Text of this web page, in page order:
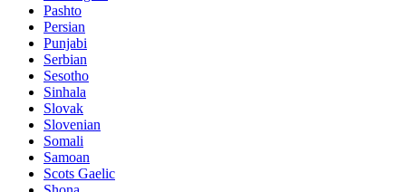
Pashto
Persian
Punjabi
Serbian
Sesotho
Sinhala
Slovak
Slovenian
Somali
Samoan
Scots Gaelic